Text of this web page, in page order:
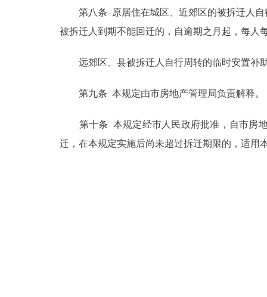
第八条 原居住在城区、近郊区的被拆迁人自
被拆迁人到期不能回迁的，自逾期之月起，每人
远郊区、县被拆迁人自行周转的临时安置补
第九条 本规定由市房地产管理局负责解释。
第十条 本规定经市人民政府批准，自市房地
迁，在本规定实施后尚未超过拆迁期限的，适用